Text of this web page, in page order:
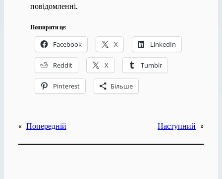
повідомленні.
Поширити це:
Facebook X LinkedIn
Reddit X Tumblr
Pinterest Більше
« Попередній Наступний »